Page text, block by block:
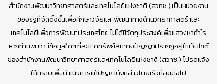
สำนักงานพัฒนาวิทยาศาสตร์และเทคโนโลยีแห่งชาติ (สวทช.) เป็นหน่วยงาน
ของรัฐที่จัดตั้งขึ้นเพื่อศึกษาวิจัยและพัฒนาทางด้านวิทยาศาสตร์ และ
เทคโนโลยีเพื่อการพัฒนาประเทศไทย ไม่ได้มีวัตถุประสงค์เพื่อแสวงหากำไร
หากท่านพบว่ามีข้อมูลใดๆ ที่ละเมิดทรัพย์สินทางปัญญาปรากฏอยู่ในเว็บไซต์
ของสำนักงานพัฒนาวิทยาศาสตร์และเทคโนโลยีแห่งชาติ (สวทช.) โปรดแจ้ง
ให้ทราบเพื่อดำเนินการแก้ปัญหาดังกล่าวโดยเร็วที่สุดต่อไป